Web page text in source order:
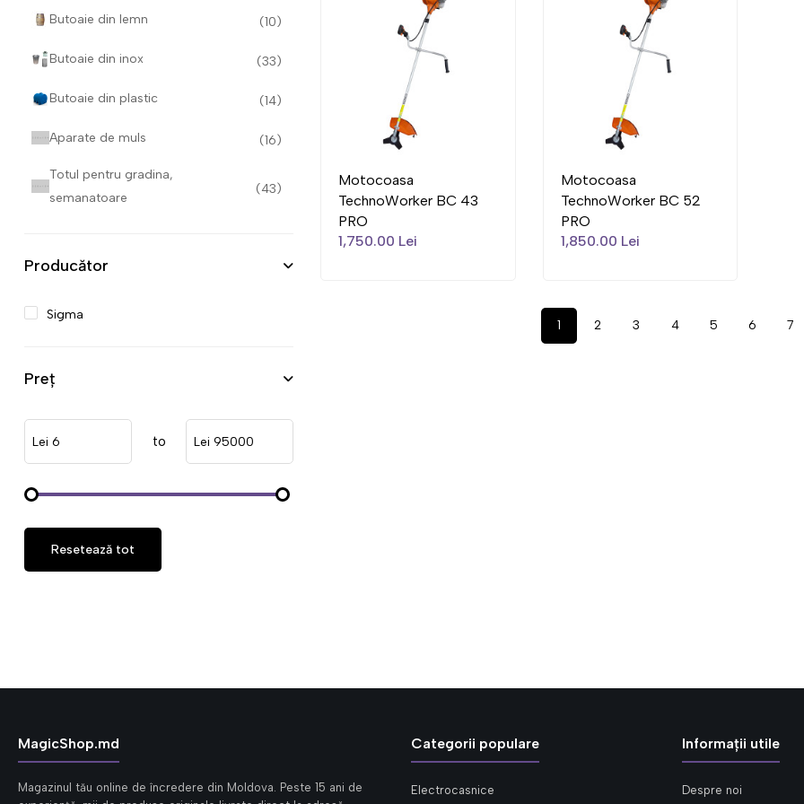
Butoaie din lemn (10)
Butoaie din inox (33)
Butoaie din plastic (14)
Aparate de muls (16)
Totul pentru gradina,
semanatoare
(43)
Producător
Sigma
Preț
Lei to Lei
Resetează tot
Motocoasa
TechnoWorker BC 43
PRO
1,750.00 Lei
Motocoasa
TechnoWorker BC 52
PRO
1,850.00 Lei
1 2 3 4 5 6 7
MagicShop.md
Magazinul tău online de încredere din Moldova. Peste 15 ani de
Categorii populare
Electrocasnice
Informații utile
Despre noi